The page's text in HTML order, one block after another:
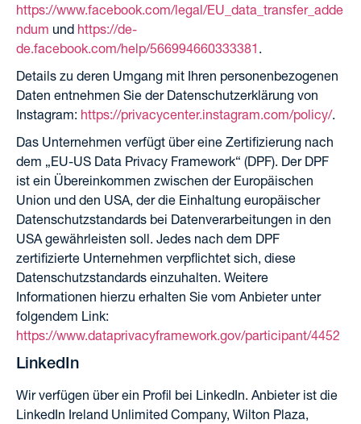
https://www.facebook.com/legal/EU_data_transfer_adde
ndum und https://de-
de.facebook.com/help/566994660333381 .
Details zu deren Umgang mit Ihren personenbezogenen
Daten entnehmen Sie der Datenschutzerklärung von
Instagram: https://privacycenter.instagram.com/policy/.
Das Unternehmen verfügt über eine Zertifizierung nach
dem „EU-US Data Privacy Framework“ (DPF). Der DPF
ist ein Übereinkommen zwischen der Europäischen
Union und den USA, der die Einhaltung europäischer
Datenschutzstandards bei Datenverarbeitungen in den
USA gewährleisten soll. Jedes nach dem DPF
zertifizierte Unternehmen verpflichtet sich, diese
Datenschutzstandards einzuhalten. Weitere
Informationen hierzu erhalten Sie vom Anbieter unter
folgendem Link:
https://www.dataprivacyframework.gov/participant/4452
LinkedIn
Wir verfügen über ein Profil bei LinkedIn. Anbieter ist die
LinkedIn Ireland Unlimited Company, Wilton Plaza,